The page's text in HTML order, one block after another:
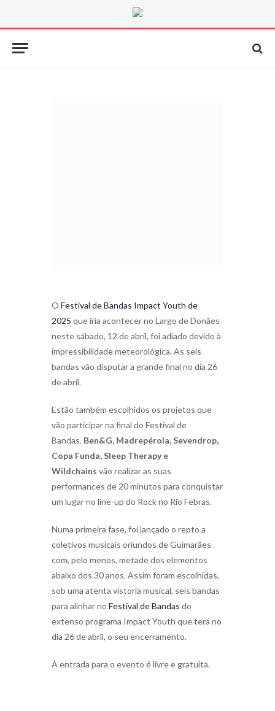
O Festival de Bandas Impact Youth de
2025 que iria acontecer no Largo de Donães
neste sábado, 12 de abril, foi adiado devido à
impressibilidade meteorológica. As seis
bandas vão disputar a grande final no dia 26
de abril.
Estão também escolhidos os projetos que
vão participar na final do Festival de
Bandas. Ben&G, Madrepérola, Sevendrop,
Copa Funda, Sleep Therapy e
Wildchains vão realizar as suas
performances de 20 minutos para conquistar
um lugar no line-up do Rock no Rio Febras.
Numa primeira fase, foi lançado o repto a
coletivos musicais oriundos de Guimarães
com, pelo menos, metade dos elementos
abaixo dos 30 anos. Assim foram escolhidas,
sob uma atenta vistoria musical, seis bandas
para alinhar no Festival de Bandas do
extenso programa Impact Youth que terá no
dia 26 de abril, o seu encerramento.
A entrada para o evento é livre e gratuita.